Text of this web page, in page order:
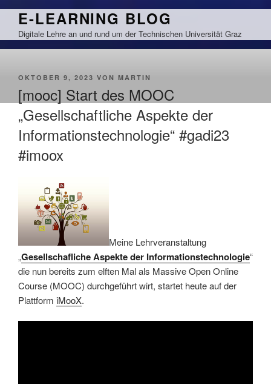
Zum
springen
E-LEARNING BLOG
Digitale Lehre an und rund um der Technischen Universität Graz
VERÖFFENTLICHT
OKTOBER 9, 2023 VON MARTIN
[mooc] Start des MOOC
„Gesellschaftliche Aspekte der
Informationstechnologie“ #gadi23
#imoox
Meine Lehrveranstaltung
„Gesellschafliche Aspekte der Informationstechnologie“
die nun bereits zum elften Mal als Massive Open Online
Course (MOOC) durchgeführt wirt, startet heute auf der
Plattform iMooX.